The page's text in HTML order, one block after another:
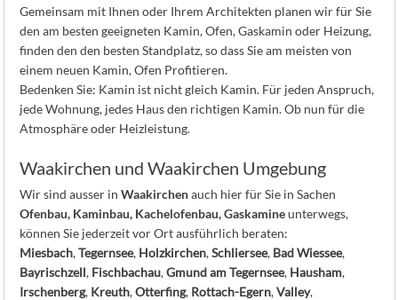
Gemeinsam mit Ihnen oder Ihrem Architekten planen wir für Sie
den am besten geeigneten Kamin, Ofen, Gaskamin oder Heizung,
finden den den besten Standplatz, so dass Sie am meisten von
einem neuen Kamin, Ofen Profitieren.
Bedenken Sie: Kamin ist nicht gleich Kamin. Für jeden Anspruch,
jede Wohnung, jedes Haus den richtigen Kamin. Ob nun für die
Atmosphäre oder Heizleistung.
Waakirchen und Waakirchen Umgebung
Wir sind ausser in Waakirchenauch hier für Sie in Sachen
Ofenbau, Kaminbau, Kachelofenbau, Gaskamineunterwegs,
können Sie jederzeit vor Ort ausführlich beraten:
Miesbach,Tegernsee, Holzkirchen,Schliersee, Bad Wiessee,
Bayrischzell, Fischbachau,Gmund am Tegernsee, Hausham,
Irschenberg, Kreuth,Otterfing, Rottach-Egern,Valley,